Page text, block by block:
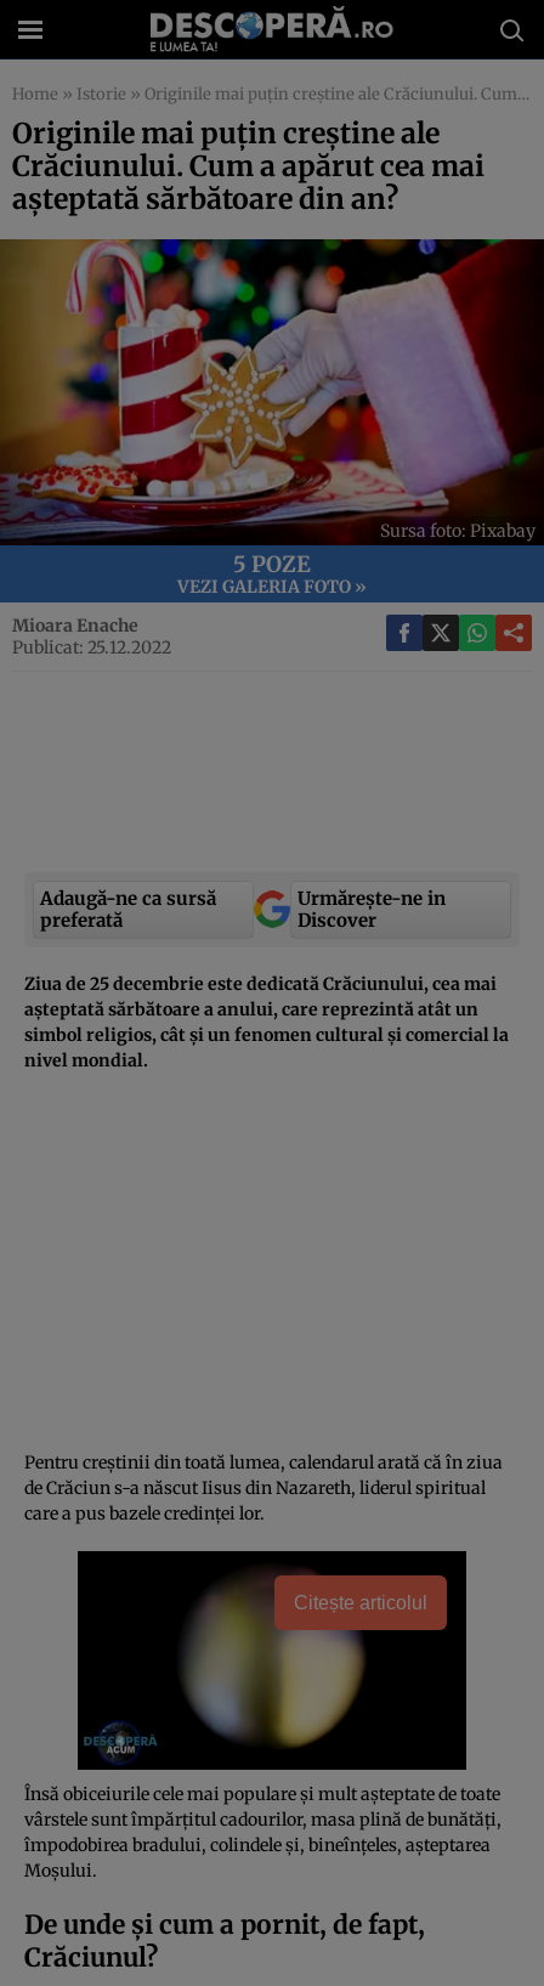
Home » Istorie » Originile mai puțin creștine ale Crăciunului. Cum a apărut cea mai așteptată sărbătoare din an?
Originile mai puțin creștine ale
Crăciunului. Cum a apărut cea mai
așteptată sărbătoare din an?
Sursa foto: Pixabay
5 POZE
VEZI GALERIA FOTO »
Mioara Enache
Publicat: 25.12.2022
Adaugă-ne ca sursă
preferată
Urmărește-ne in
Discover
Ziua de 25 decembrie este dedicată Crăciunului, cea mai
așteptată sărbătoare a anului, care reprezintă atât un
simbol religios, cât și un fenomen cultural și comercial la
nivel mondial.
Pentru creștinii din toată lumea, calendarul arată că în ziua
de Crăciun s-a născut Iisus din Nazareth, liderul spiritual
care a pus bazele credinței lor.
Citește articolul
Însă obiceiurile cele mai populare și mult așteptate de toate
vârstele sunt împărțitul cadourilor, masa plină de bunătăți,
împodobirea bradului, colindele și, bineînțeles, așteptarea
Moșului.
De unde și cum a pornit, de fapt,
Crăciunul?